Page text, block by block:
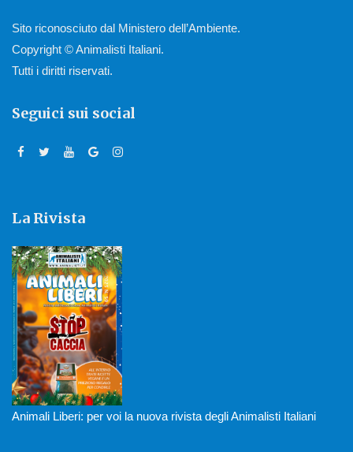
Sito riconosciuto dal Ministero dell’Ambiente.
Copyright © Animalisti Italiani.
Tutti i diritti riservati.
Seguici sui social
La Rivista
Animali Liberi: per voi la nuova rivista degli Animalisti Italiani